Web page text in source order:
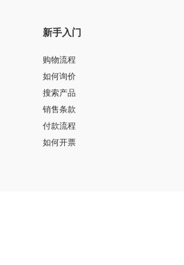
新手入门
购物流程
如何询价
搜索产品
销售条款
付款流程
如何开票